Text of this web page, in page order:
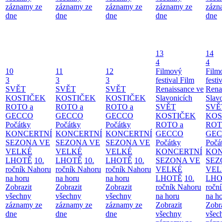
záznamy ze
dne
záznamy ze
dne
záznamy ze
dne
záznamy ze
dne
dne
10
3
SVĚT
KOSTIČEK
ROTO a
GECCO
Počátky
KONCERTNÍ
SEZONA VE
VELKÉ
LHOTĚ 10.
ročník Nahoru
na horu
Zobrazit
všechny
záznamy ze
dne
11
3
SVĚT
KOSTIČEK
ROTO a
GECCO
Počátky
KONCERTNÍ
SEZONA VE
VELKÉ
LHOTĚ 10.
ročník Nahoru
na horu
Zobrazit
všechny
záznamy ze
dne
12
3
SVĚT
KOSTIČEK
ROTO a
GECCO
Počátky
KONCERTNÍ
SEZONA VE
VELKÉ
LHOTĚ 10.
ročník Nahoru
na horu
Zobrazit
všechny
záznamy ze
dne
13
4
Filmový
festival Film
Renaissance ve
Slavonicích
SVĚT
KOSTIČEK
ROTO a
GECCO
Počátky
KONCERTNÍ
SEZONA VE
VELKÉ
LHOTĚ 10.
ročník Nahoru
na horu
Zobrazit
všechny
14
4
na